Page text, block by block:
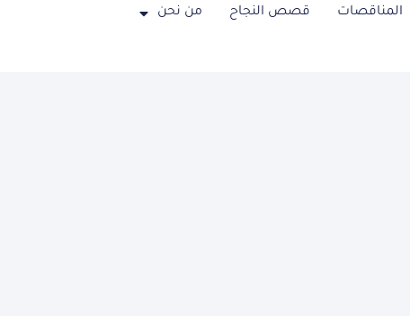
المناقصات قصص النجاح من نحن